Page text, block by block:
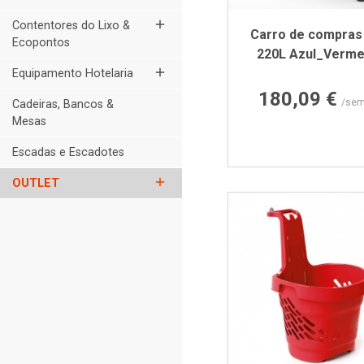
Contentores do Lixo &
Ecopontos
add
Equipamento Hotelaria add
Cadeiras, Bancos &
Mesas
Escadas e Escadotes
OUTLET add
Carro de compras
220L
Preço
180,09 € /